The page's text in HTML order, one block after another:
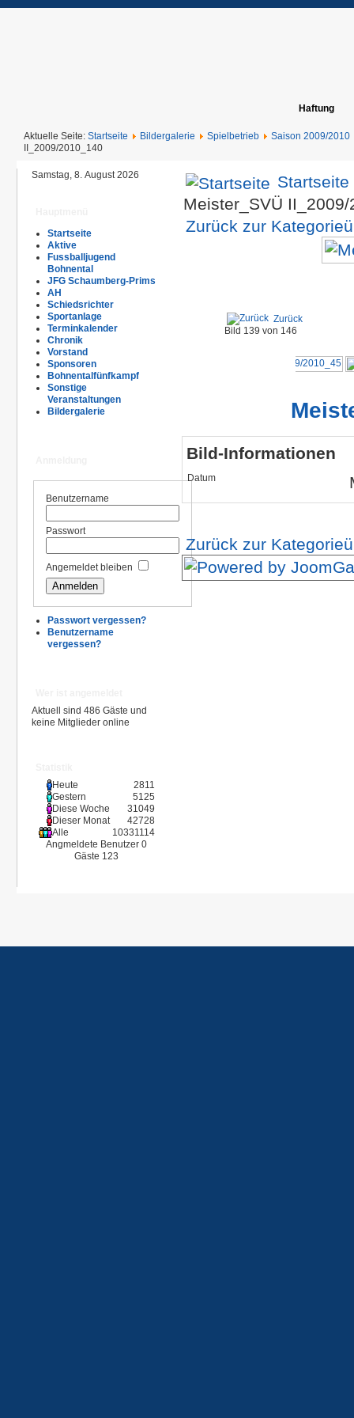
Haftung
Aktuelle Seite: Startseite Bildergalerie Spielbetrieb
Saison 2009/2010
II_2009/2010_140
Samstag, 8. August 2026
Startseite
Aktive
Fussballjugend
Bohnental
JFG Schaumberg-Prims
AH
Schiedsrichter
Sportanlage
Terminkalender
Chronik
Vorstand
Sponsoren
Bohnentalfünfkampf
Sonstige
Veranstaltungen
Bildergalerie
Benutzername
Passwort
Angemeldet bleiben
Passwort vergessen?
Benutzername
vergessen?
Aktuell sind 486 Gäste und
keine Mitglieder online
Heute
2811
Gestern
5125
Diese Woche
31049
Dieser Monat
42728
Alle
10331114
Angmeldete Benutzer 0
Gäste 123
Startseite
Meister_SVÜ
Zurück zur
Zurück
Bild 139 von 146
Bild-Informationen
Datum
Zurück zur